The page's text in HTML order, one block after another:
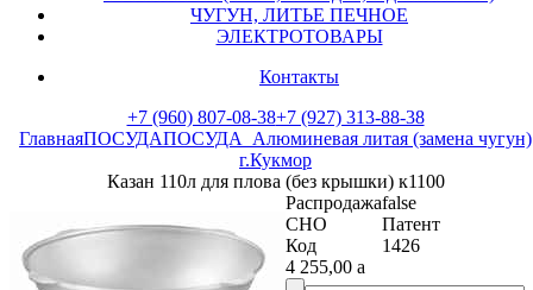
ЧУГУН, ЛИТЬЕ ПЕЧНОЕ
ЭЛЕКТРОТОВАРЫ
Контакты
+7 (960) 807-08-38+7 (927) 313-88-38
ГлавнаяПОСУДАПОСУДА_Алюминевая литая (замена чугун)
г.Кукмор
Казан 110л для плова (без крышки) к1100
Распродажаfalse
СНО
Патент
Код
1426
4 255,00a